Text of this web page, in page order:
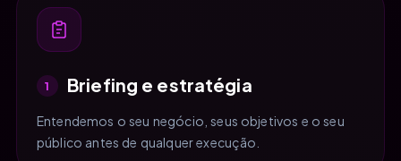
1 Briefing e estratégia
Entendemos o seu negócio, seus objetivos e o seu
público antes de qualquer execução.